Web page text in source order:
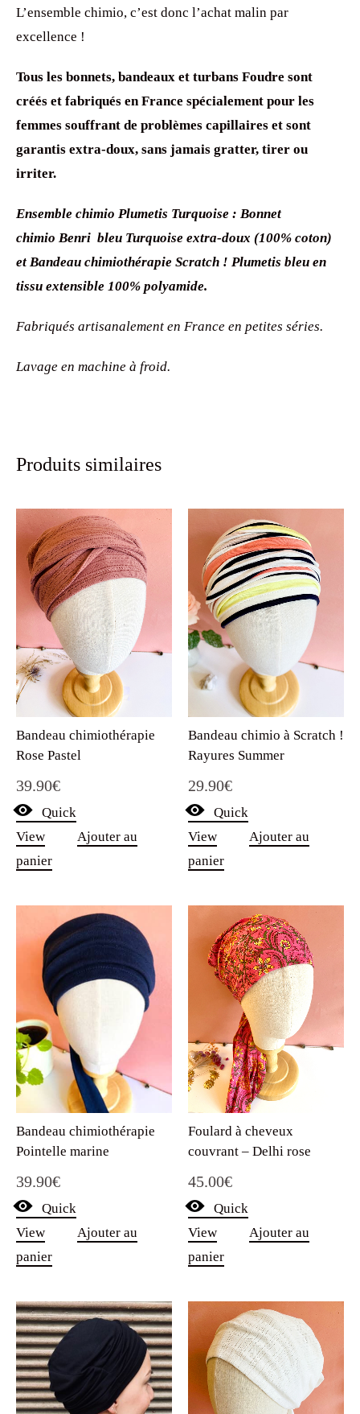
L’ensemble chimio, c’est donc l’achat malin par
excellence !
Tous les bonnets, bandeaux et turbans Foudre sont
créés et fabriqués en France spécialement pour les
femmes souffrant de problèmes capillaires et sont
garantis extra-doux, sans jamais gratter, tirer ou
irriter.
Ensemble chimio Plumetis Turquoise : Bonnet
chimio Benri bleu Turquoise extra-doux (100% coton)
et Bandeau chimiothérapie Scratch ! Plumetis bleu en
tissu extensible 100% polyamide.
Fabriqués artisanalement en France en petites séries.
Lavage en machine à froid.
Produits similaires
Bandeau chimiothérapie
Rose Pastel
39.90€
Quick
View
Ajouter au
panier
Bandeau chimio à Scratch !
Rayures Summer
29.90€
Quick
View
Ajouter au
panier
Bandeau chimiothérapie
Pointelle marine
39.90€
Quick
View
Ajouter au
panier
Foulard à cheveux
couvrant – Delhi rose
45.00€
Quick
View
Ajouter au
panier